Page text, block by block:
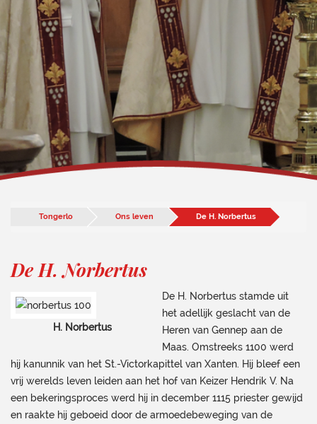
Tongerlo Ons leven De H. Norbertus
De H. Norbertus
H. Norbertus
De H. Norbertus stamde uit
het adellijk geslacht van de
Heren van Gennep aan de
Maas. Omstreeks 1100 werd
hij kanunnik van het St.-Victorkapittel van Xanten. Hij bleef een
vrij werelds leven leiden aan het hof van Keizer Hendrik V. Na
een bekeringsproces werd hij in december 1115 priester gewijd
en raakte hij geboeid door de armoedebeweging van de